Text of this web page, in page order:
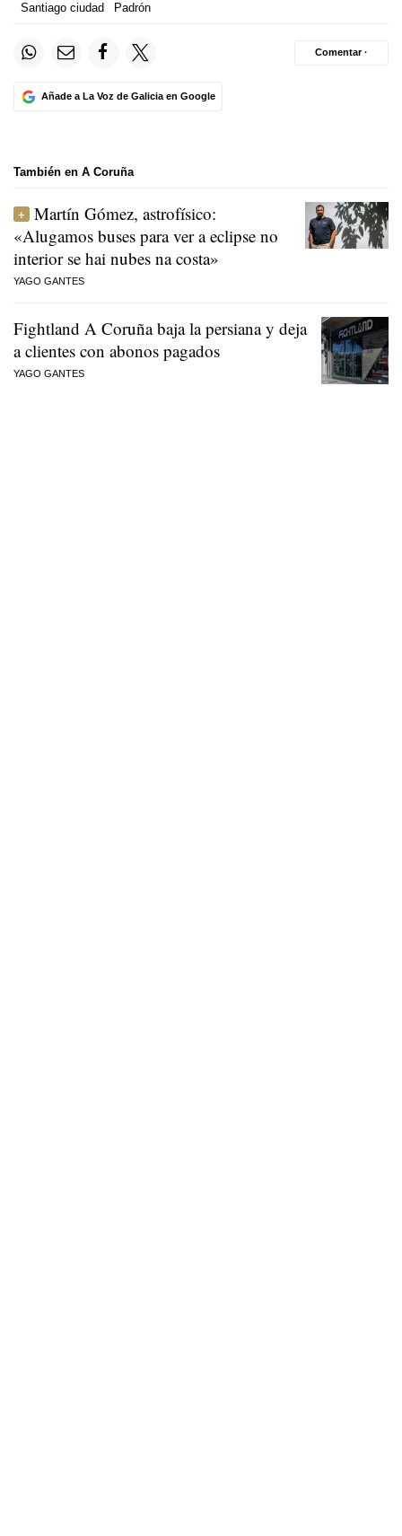
Santiago ciudad
Padrón
Añade a La Voz de Galicia en Google
Comentar ·
También en A Coruña
Martín Gómez, astrofísico:
«Alugamos buses para ver a eclipse no
interior se hai nubes na costa»
YAGO GANTES
Fightland A Coruña baja la persiana y deja
a clientes con abonos pagados
YAGO GANTES